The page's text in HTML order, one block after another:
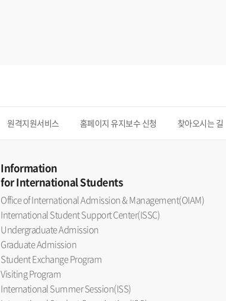
원격지원서비스 홈페이지 유지보수 신청 찾아오시는 길
Information
for International Students
Office of International Admission & Management(OIAM)
International Student Support Center(ISSC)
Undergraduate Admission
Graduate Admission
Student Exchange Program
Visiting Program
International Summer Session(ISS)